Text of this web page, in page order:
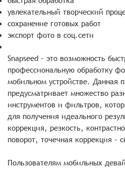
увлекательный творческий
сохранение готовых работ
экспорт фото в соц.сети
Snapseed – это возможность
профессиональную обработку
мобильном устройстве. Данная
предусматривает множество
инструментов и фильтров,
для получения идеального
коррекция, резкость,
поворот, точечная коррекция –
Пользователям мобильных